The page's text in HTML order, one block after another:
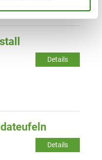
Details
Details